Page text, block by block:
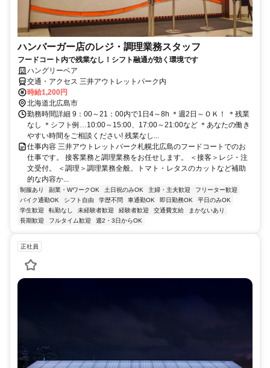
ハンバーガー店のレジ・調理業務スタッフ
フードコート内で残業なし！シフト融通が効く環境です
ハングリーベア
交通・アクセス 三井アウトレットパーク内
時給1,200円
北海道北広島市
勤務時間詳細 9：00～21：00内で1日4～8h ＊週2日～ＯＫ！ ＊残業
なし ＊シフト例…10:00～15:00、17:00～21:00など ＊あなたの働き
やすい時間をご相談ください! 残業なし...
仕事内容 三井アウトレットパーク札幌北広島のフードコートでのお
仕事です。 接客業務と調理業務をお任せします。 ＜接客＞レジ・注
文受付。 ＜調理＞調理業務全般。トマト・レタスのカットなど補助
的な内容か...
制服あり 副業・WワークOK 土日祝のみOK 主婦・主夫歓迎
フリーター歓迎
バイク通勤OK
シフト自由 学歴不問 車通勤OK 即日勤務OK
平日のみOK
学生歓迎
転勤なし 未経験者歓迎 経験者歓迎 交通費支給
まかないあり
長期歓迎
フルタイム歓迎 週2・3日からOK
正社員